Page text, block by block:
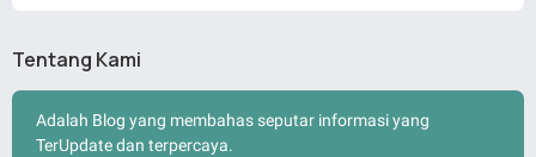
Tentang Kami
Adalah Blog yang membahas seputar informasi yang
TerUpdate dan terpercaya.